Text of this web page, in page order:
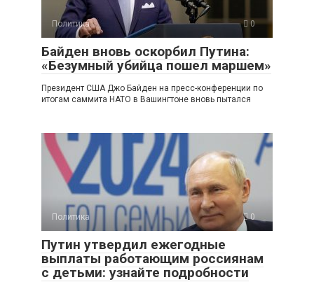
Политика 0
Байден вновь оскорбил Путина:
«Безумный убийца пошел маршем»
Президент США Джо Байден на пресс-конференции по
итогам саммита НАТО в Вашингтоне вновь пытался
Политика 0
Путин утвердил ежегодные
выплаты работающим россиянам
с детьми: узнайте подробности